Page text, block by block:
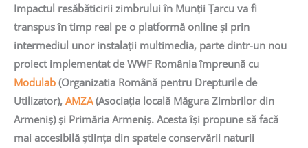
Impactul resăbăticirii zimbrului în Munții Țarcu va fi
transpus în timp real pe o platformă online și prin
intermediul unor instalații multimedia, parte dintr-un nou
proiect implementat de WWF România împreună cu
Modulab (Organizatia Română pentru Drepturile de
Utilizator), AMZA(Asociația locală Măgura Zimbrilor din
Armeniș) și Primăria Armeniș. Acesta își propune să facă
mai accesibilă știința din spatele conservării naturii